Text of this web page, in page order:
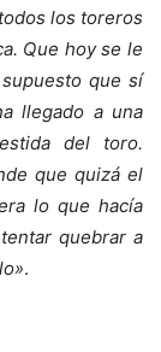
los toreros
Que hoy se le
que sí
llegado a una
del toro.
que quizá el
lo que hacía
quebrar a
.